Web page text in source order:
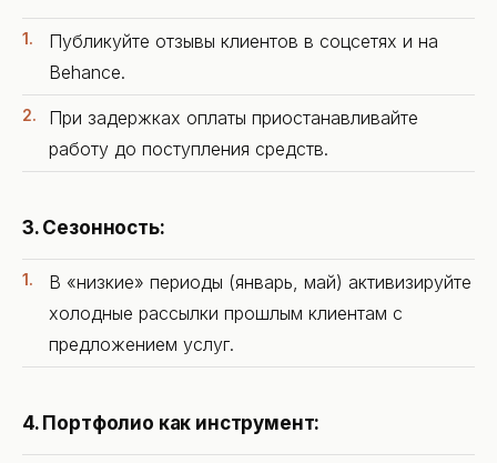
Публикуйте отзывы клиентов в соцсетях и на
Behance.
При задержках оплаты приостанавливайте
работу до поступления средств.
3. Сезонность:
В «низкие» периоды (январь, май) активизируйте
холодные рассылки прошлым клиентам с
предложением услуг.
4. Портфолио как инструмент: